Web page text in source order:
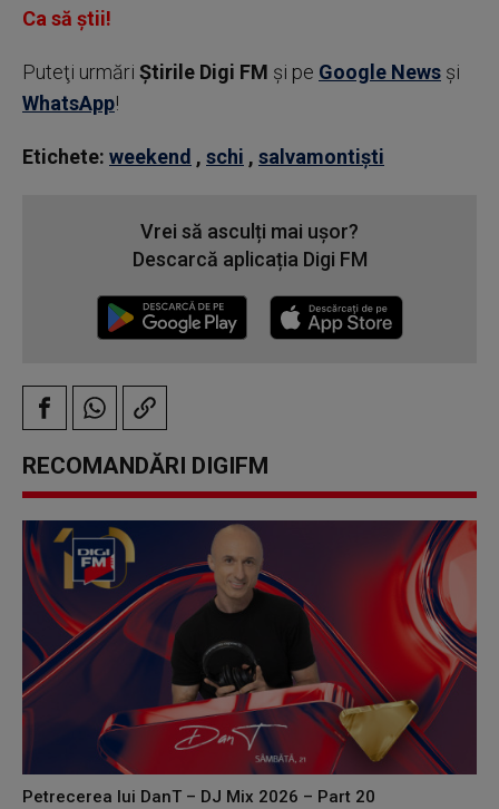
Ca să știi!
Puteţi urmări Știrile Digi FM şi pe Google News şi
WhatsApp!
Etichete: weekend , schi , salvamontiști
Vrei să asculți mai ușor?
Descarcă aplicația Digi FM
RECOMANDĂRI DIGIFM
Petrecerea lui DanT – DJ Mix 2026 – Part 20